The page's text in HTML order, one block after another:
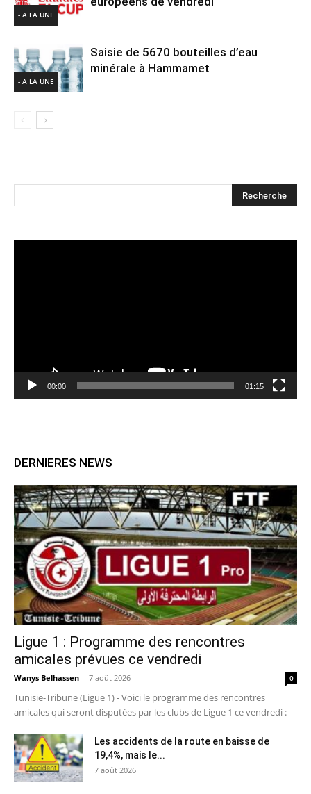
- A LA UNE
- A LA UNE
Saisie de 5670 bouteilles d’eau
minérale à Hammamet
00:00 01:15
DERNIERES NEWS
Ligue 1 : Programme des rencontres
amicales prévues ce vendredi
Wanys Belhassen - 7 août 2026 0
Tunisie-Tribune (Ligue 1) - Voici le programme des rencontres
amicales qui seront disputées par les clubs de Ligue 1 ce vendredi :
Les accidents de la route en baisse de
19,4%, mais le...
7 août 2026